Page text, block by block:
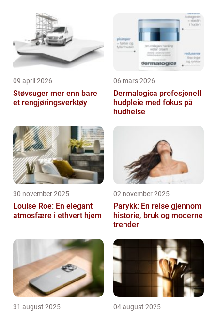
sammen, oppstår det ofte spørsmålet om
hva som ska...
09 april 2026
Støvsuger mer enn bare
et rengjøringsverktøy
06 mars 2026
Dermalogica profesjonell
hudpleie med fokus på
hudhelse
30 november 2025
Louise Roe: En elegant
atmosfære i ethvert hjem
02 november 2025
Parykk: En reise gjennom
historie, bruk og moderne
trender
31 august 2025 04 august 2025